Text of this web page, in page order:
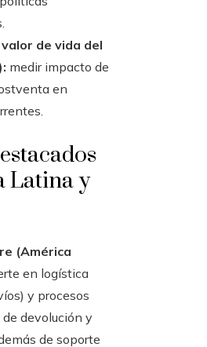
de vida del
medir impacto de
en
Latina y
(América
en logística
y procesos
devolución y
de soporte